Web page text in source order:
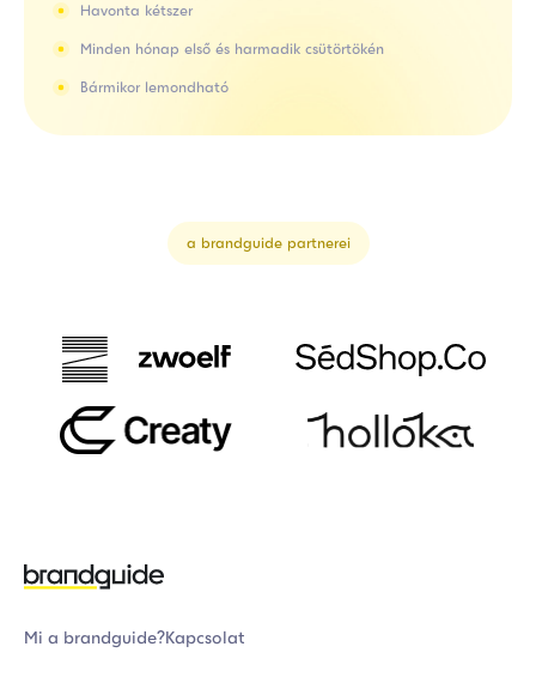
Havonta kétszer
Minden hónap első és harmadik csütörtökén
Bármikor lemondható
a brandguide partnerei
Mi a brandguide?Kapcsolat